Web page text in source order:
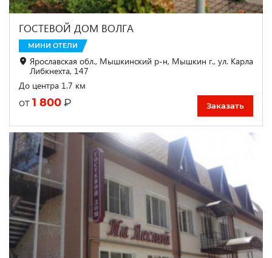
ГОСТЕВОЙ ДОМ ВОЛГА
МИНИ ОТЕЛИ
Ярославская обл., Мышкинский р-н, Мышкин г., ул. Карла
Либкнехта, 147
До центра 1.7 км
от 1 800 ₽ Заказать